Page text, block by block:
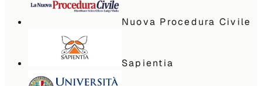
Nuova Procedura Civile
Sapientia